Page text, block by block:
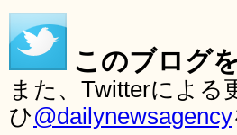
このブログ
また、Twitterによる
ひ@dailynewsagency